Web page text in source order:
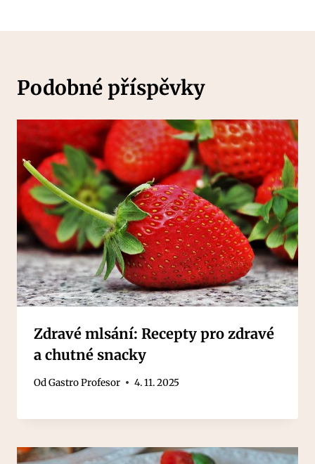
Podobné příspěvky
Zdravé mlsání: Recepty pro zdravé
a chutné snacky
OdGastro Profesor 4. 11. 2025